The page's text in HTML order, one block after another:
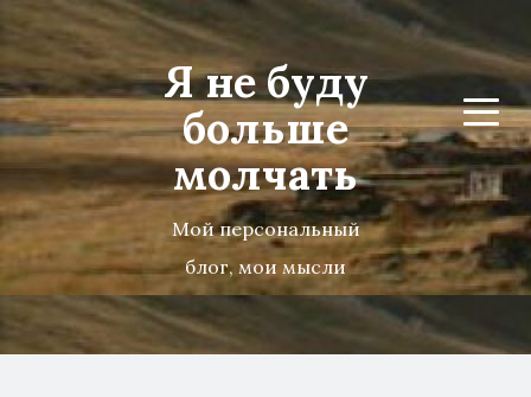
Я не буду
больше
молчать
Мой персональный
блог, мои мысли
Menu